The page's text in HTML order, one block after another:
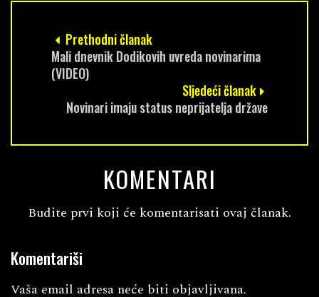
Prethodni članak
Mali dnevnik Dodikovih uvreda novinarima
(VIDEO)
Sljedeći članak
Novinari imaju status neprijatelja države
KOMENTARI
Budite prvi koji će komentarisati ovaj članak.
Komentariši
Vaša email adresa neće biti objavljivana.